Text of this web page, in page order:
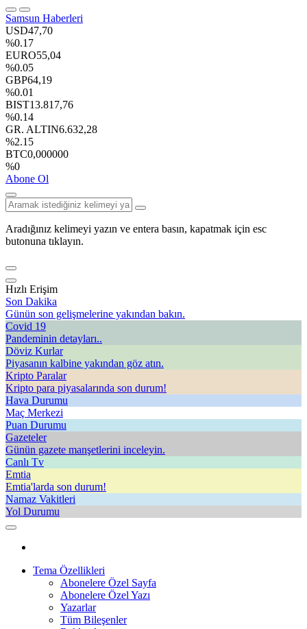
Samsun Haberleri
USD47,70
%0.17
EURO55,04
%0.05
GBP64,19
%0.01
BIST13.817,76
%0.14
GR. ALTIN6.632,28
%2.15
BTC0,000000
%0
Abone Ol
Aradığınız kelimeyi yazın ve entera basın, kapatmak için esc
butonuna tıklayın.
Hızlı Erişim
Son Dakika
Günün son gelişmelerine yakından bakın.
Covid 19
Pandeminin detayları..
Döviz Kurlar
Piyasanın kalbine yakından göz atın.
Kripto Paralar
Kripto para piyasalarında son durum!
Hava Durumu
Maç Merkezi
Puan Durumu
Gazeteler
Günün gazete manşetlerini inceleyin.
Canlı Tv
Emtia
Emtia'larda son durum!
Namaz Vakitleri
Yol Durumu
Tema Özellikleri
Abonelere Özel Sayfa
Abonelere Özel Yazı
Yazarlar
Tüm Bileşenler